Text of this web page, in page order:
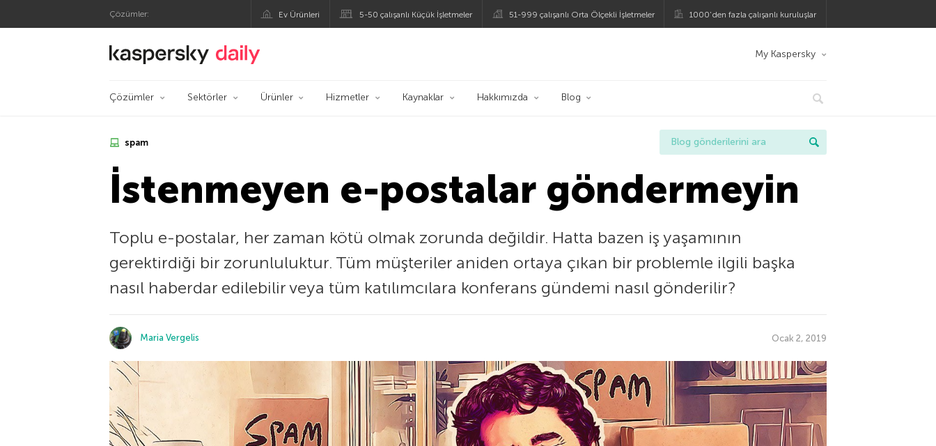
Çözümler: Ev Ürünleri 5-50 çalışanlı Küçük İşletmeler 51-999 çalışanlı Orta Ölçekli İşletmeler 1000’den fazla çalışanlı kuruluşlar
Kaspersky Resmi Blogu My Kaspersky
Çözümler Sektörler Ürünler Hizmetler Kaynaklar Hakkımızda Blog
spam
İstenmeyen e-postalar göndermeyin
Toplu e-postalar, her zaman kötü olmak zorunda değildir. Hatta bazen iş yaşamının
gerektirdiği bir zorunluluktur. Tüm müşteriler aniden ortaya çıkan bir problemle ilgili başka
nasıl haberdar edilebilir veya tüm katılımcılara konferans gündemi nasıl gönderilir?
Maria Vergelis Ocak 2, 2019